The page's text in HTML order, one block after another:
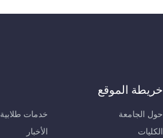
خريطة الموقع
حول الجامعة
الكليات
خدمات طلابية
الأخبار